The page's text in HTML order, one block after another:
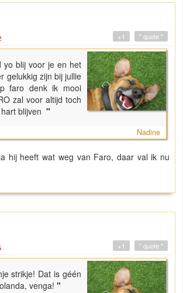
" quote "
+1
yo blij voor je en het
gelukkig zijn bij jullie
faro denk ik mooi
zal voor altijd toch
blijven "
Nadine
hij heeft wat weg van Faro, daar val ik nu
" quote "
+1
strikje! Dat is géén
venga! "